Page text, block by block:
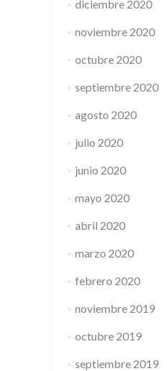
diciembre 2020
noviembre 2020
octubre 2020
septiembre 2020
agosto 2020
julio 2020
junio 2020
mayo 2020
abril 2020
marzo 2020
febrero 2020
noviembre 2019
octubre 2019
septiembre 2019